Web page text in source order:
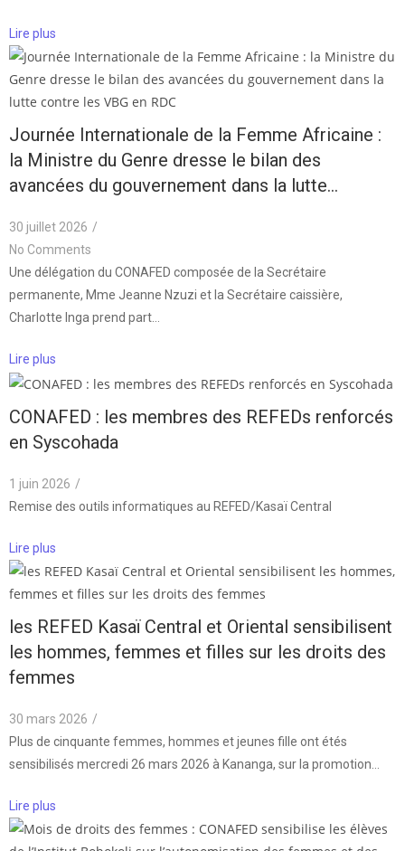
Lire plus
Journée Internationale de la Femme Africaine :
la Ministre du Genre dresse le bilan des
avancées du gouvernement dans la lutte…
30 juillet 2026 /
No Comments
Une délégation du CONAFED composée de la Secrétaire
permanente, Mme Jeanne Nzuzi et la Secrétaire caissière,
Charlotte Inga prend part…
Lire plus
CONAFED : les membres des REFEDs renforcés
en Syscohada
1 juin 2026 /
Remise des outils informatiques au REFED/Kasaï Central
Lire plus
les REFED Kasaï Central et Oriental sensibilisent
les hommes, femmes et filles sur les droits des
femmes
30 mars 2026 /
Plus de cinquante femmes, hommes et jeunes fille ont étés
sensibilisés mercredi 26 mars 2026 à Kananga, sur la promotion…
Lire plus